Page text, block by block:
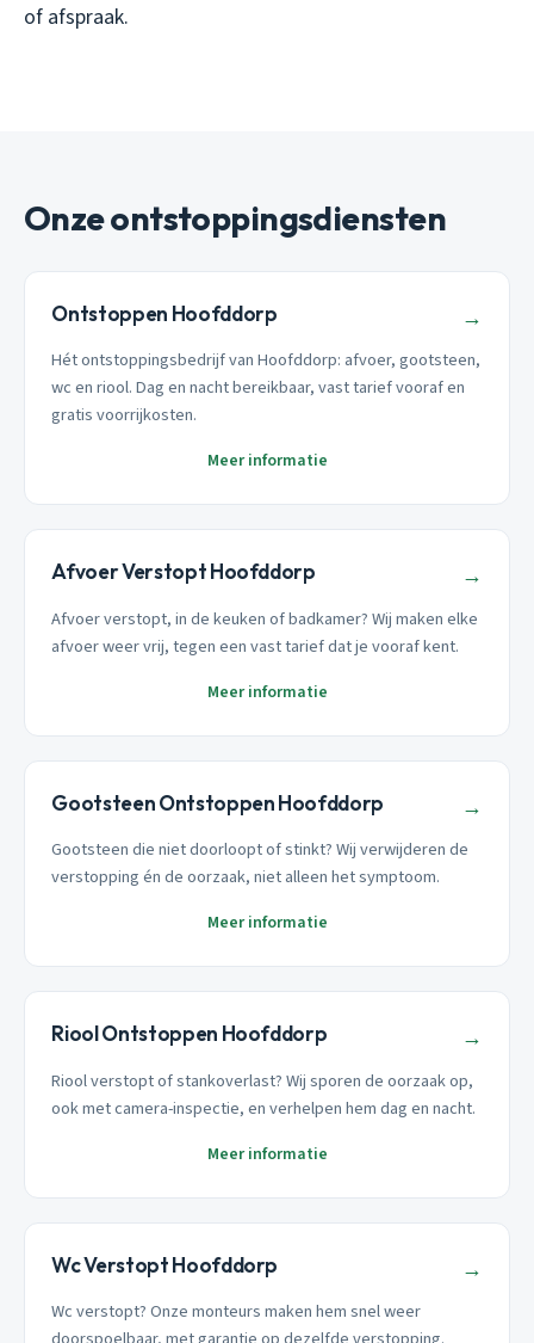
of afspraak.
Onze ontstoppingsdiensten
Ontstoppen Hoofddorp →
Hét ontstoppingsbedrijf van Hoofddorp: afvoer, gootsteen,
wc en riool. Dag en nacht bereikbaar, vast tarief vooraf en
gratis voorrijkosten.
Meer informatie
Afvoer Verstopt Hoofddorp →
Afvoer verstopt, in de keuken of badkamer? Wij maken elke
afvoer weer vrij, tegen een vast tarief dat je vooraf kent.
Meer informatie
Gootsteen Ontstoppen Hoofddorp →
Gootsteen die niet doorloopt of stinkt? Wij verwijderen de
verstopping én de oorzaak, niet alleen het symptoom.
Meer informatie
Riool Ontstoppen Hoofddorp →
Riool verstopt of stankoverlast? Wij sporen de oorzaak op,
ook met camera-inspectie, en verhelpen hem dag en nacht.
Meer informatie
Wc Verstopt Hoofddorp →
Wc verstopt? Onze monteurs maken hem snel weer